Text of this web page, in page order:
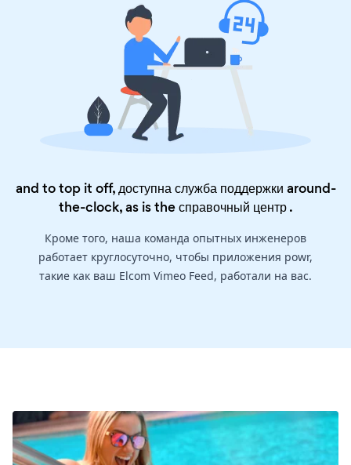
and to top it off, доступна служба поддержки around-
the-clock, as is theсправочный центр.
Кроме того, наша команда опытных инженеров
работает круглосуточно, чтобы приложения powr,
такие как ваш Elcom Vimeo Feed, работали на вас.